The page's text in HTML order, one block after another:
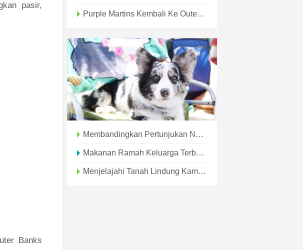
pasir,
Banks
Purple Martins Kembali Ke Outer Banks Tahun Demi Tahun
Membandingkan Pertunjukan Netflix 'Outer Banks' Dengan OBX Asli
Makanan Ramah Keluarga Terbaik Di Outer Banks
Menjelajahi Tanah Lindung Kami Di Tepi Luar